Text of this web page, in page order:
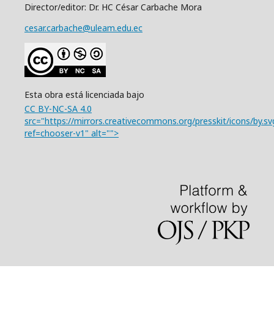
Director/editor: Dr. HC César Carbache Mora
cesar.carbache@uleam.edu.ec
Esta obra está licenciada bajo
CC BY-NC-SA 4.0
src="https://mirrors.creativecommons.org/presskit/icons/
ref=chooser-v1" alt="">